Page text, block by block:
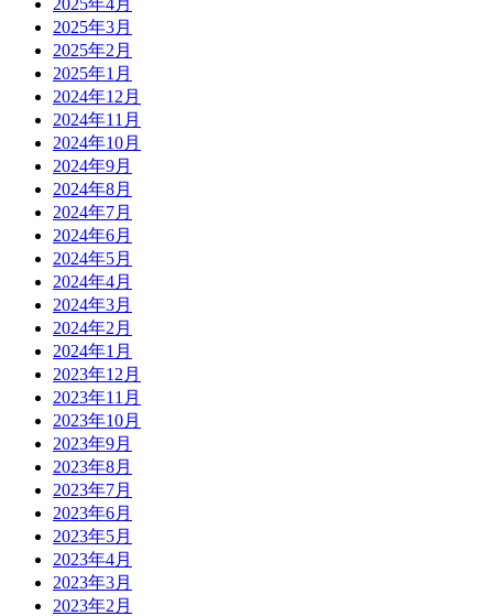
2025年4月
2025年3月
2025年2月
2025年1月
2024年12月
2024年11月
2024年10月
2024年9月
2024年8月
2024年7月
2024年6月
2024年5月
2024年4月
2024年3月
2024年2月
2024年1月
2023年12月
2023年11月
2023年10月
2023年9月
2023年8月
2023年7月
2023年6月
2023年5月
2023年4月
2023年3月
2023年2月